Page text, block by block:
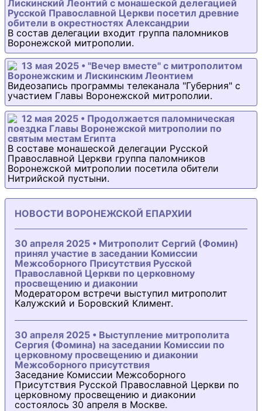
Лискинский Леонтий с монашеской делегацией
Русской Православной Церкви посетил древние
обители в окрестностях Александрии
В состав делегации входит группа паломников
Воронежской митрополии.
13 мая 2025 • "Вечер вместе" с митрополитом
Воронежским и Лискинским Леонтием
Видеозапись программы телеканала "Губерния" с
участием Главы Воронежской митрополии.
12 мая 2025 • Продолжается паломническая
поездка Главы Воронежской митрополии по
святым местам Египта
В составе монашеской делегации Русской
Православной Церкви группа паломников
Воронежской митрополии посетила обители
Нитрийской пустыни.
НОВОСТИ ВОРОНЕЖСКОЙ ЕПАРХИИ
30 апреля 2025 • Митрополит Сергий (Фомин)
принял участие в заседании Комиссии
Межсоборного Присутствия Русской
Православной Церкви по церковному
просвещению и диаконии
Модератором встречи выступил митрополит
Калужский и Боровский Климент.
30 апреля 2025 • Выступление митрополита
Сергия (Фомина) на заседании Комиссии по
церковному просвещению и диаконии
Межсоборного присутствия
Заседание Комиссии Межсоборного
Присутствия Русской Православной Церкви по
церковному просвещению и диаконии
состоялось 30 апреля в Москве.